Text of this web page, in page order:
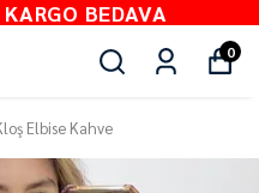
BEDAVA
0
Elbise Kahve